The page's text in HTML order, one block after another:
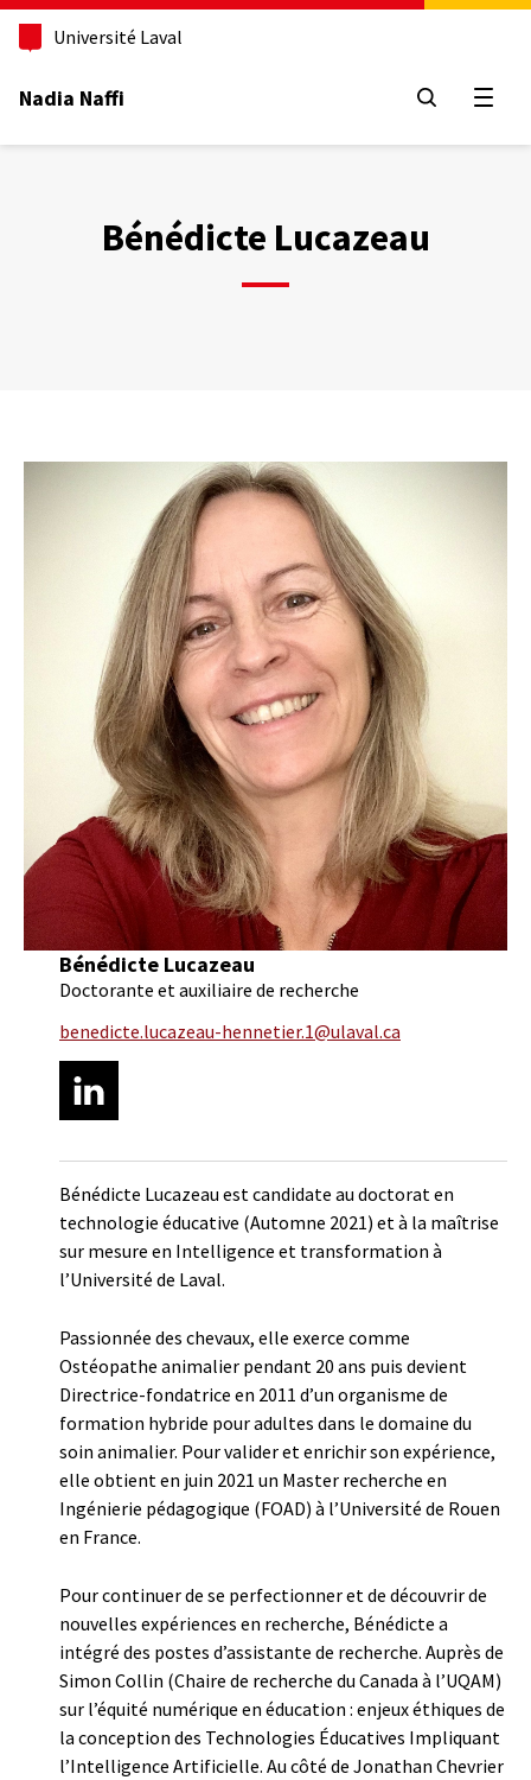
Aller
contenu
Université Laval
Nadia Naffi
Bénédicte Lucazeau
Bénédicte Lucazeau
Doctorante et auxiliaire de recherche
benedicte.lucazeau-hennetier.1@ulaval.ca
Bénédicte Lucazeau est candidate au doctorat en
technologie éducative (Automne 2021) et à la maîtrise
sur mesure en Intelligence et transformation à
l’Université de Laval.
Passionnée des chevaux, elle exerce comme
Ostéopathe animalier pendant 20 ans puis devient
Directrice-fondatrice en 2011 d’un organisme de
formation hybride pour adultes dans le domaine du
soin animalier. Pour valider et enrichir son expérience,
elle obtient en juin 2021 un Master recherche en
Ingénierie pédagogique (FOAD) à l’Université de Rouen
en France.
Pour continuer de se perfectionner et de découvrir de
nouvelles expériences en recherche, Bénédicte a
intégré des postes d’assistante de recherche. Auprès de
Simon Collin (Chaire de recherche du Canada à l’UQAM)
sur l’équité numérique en éducation : enjeux éthiques de
la conception des Technologies Éducatives Impliquant
l’Intelligence Artificielle. Au côté de Jonathan Chevrier